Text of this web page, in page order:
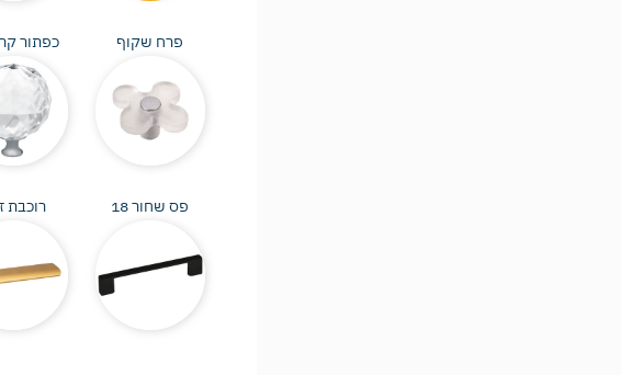
פרח שקוף כפתור
פס שחור 18 רוכבת